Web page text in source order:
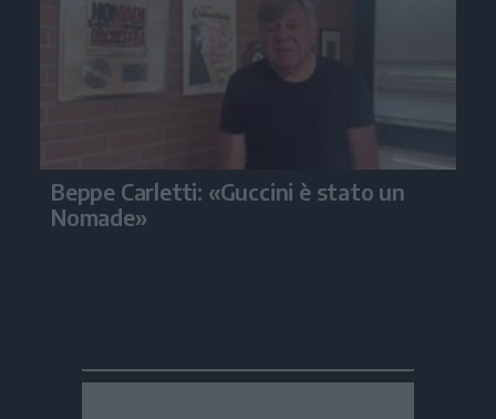
Beppe Carletti: «Guccini è stato un
Nomade»